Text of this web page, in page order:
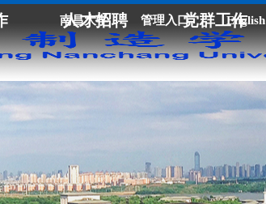
南昌大学 管理入口 English
人才招聘 党群工作